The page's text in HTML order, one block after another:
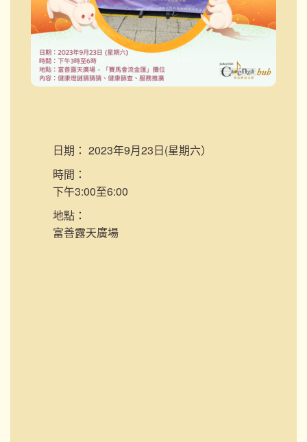
日期： 2023年9月23日(星期六）
時間：
下午3:00至6:00
地點：
富善露天廣場